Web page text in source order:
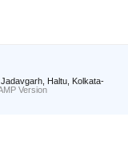
Haltu, Kolkata-
Version